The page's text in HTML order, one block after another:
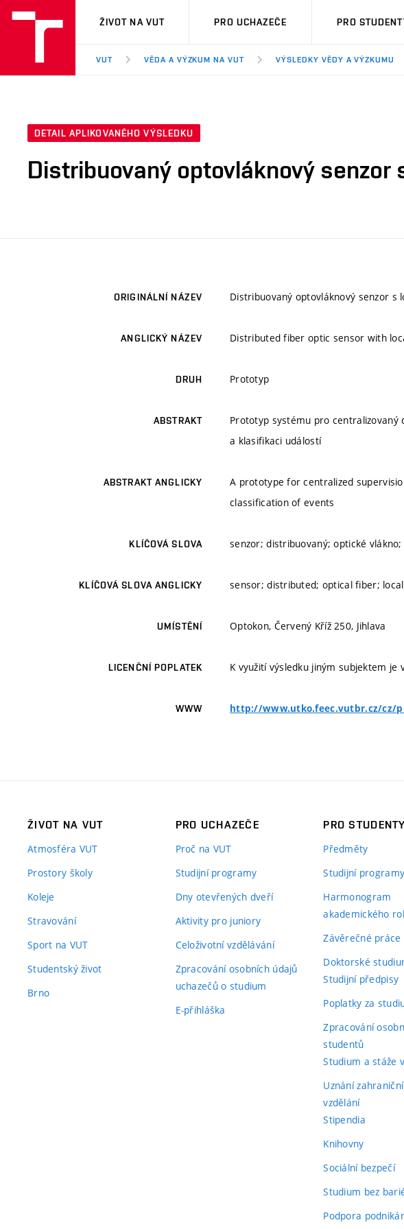
VUT
ŽIVOT NA VUT PRO UCHAZEČE PRO
VUT VĚDA A VÝZKUM NA VUT VÝSLEDKY VĚDY A VÝZKUMU
DETAIL APLIKOVANÉHO VÝSLEDKU
Distribuovaný optovláknový
ORIGINÁLNÍ NÁZEV Distribuovaný optovláknový senzor s
ANGLICKÝ NÁZEV Distributed fiber optic sensor with
DRUH Prototyp
ABSTRAKT
Prototyp systému pro centralizovaný
a klasifikaci událostí
ABSTRAKT ANGLICKY
A prototype for centralized
classification of events
KLÍČOVÁ SLOVA senzor; distribuovaný; optické
KLÍČOVÁ SLOVA ANGLICKY sensor; distributed; optical fiber;
UMÍSTĚNÍ Optokon, Červený Kříž 250, Jihlava
LICENČNÍ POPLATEK K využití výsledku jiným subjektem je
WWW http://www.utko.feec.vutbr.cz/cz/
ŽIVOT NA VUT
Atmosféra VUT
Prostory školy
Koleje
Stravování
Sport na VUT
Studentský život
Brno
PRO UCHAZEČE
Proč na VUT
Studijní programy
Dny otevřených dveří
Aktivity pro juniory
Celoživotní vzdělávání
Zpracování osobních údajů
uchazečů o studium
E-přihláška
PRO STUDENTY
Předměty
Studijní programy
Harmonogram
akademického
Závěrečné práce
Doktorské
Studijní předpisy
Poplatky za
Zpracování
studentů
Studium a stáže
Uznání
vzdělání
Stipendia
Knihovny(externí
Sociální bezpečí
Studium bez
Podpora